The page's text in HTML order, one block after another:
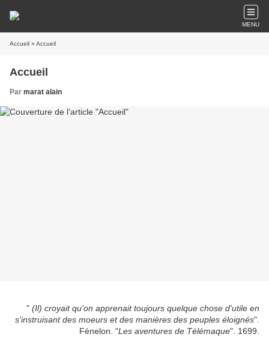
MENU
Accueil » Accueil
Accueil
Par marat alain
" (Il) croyait qu'on apprenait toujours quelque chose d'utile en
s'instruisant des moeurs et des manières des peuples éloignés".
Fénelon. "Les aventures de Télémaque". 1699.